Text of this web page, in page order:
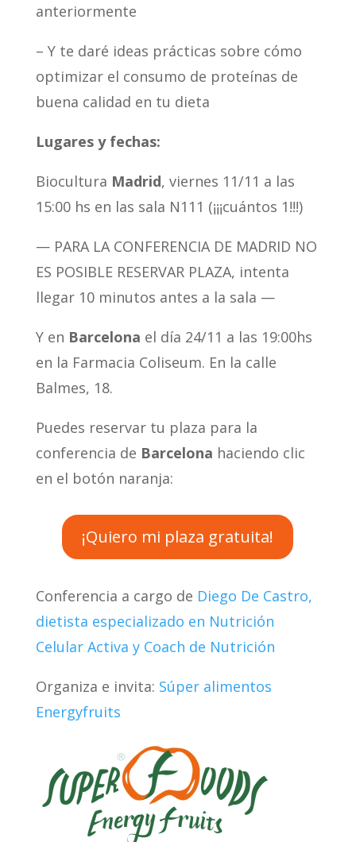
anteriormente
– Y te daré ideas prácticas sobre cómo
optimizar el consumo de proteínas de
buena calidad en tu dieta
Lugares y fechas:
Biocultura Madrid, viernes 11/11 a las
15:00 hs en las sala N111 (¡¡¡cuántos 1!!!)
— PARA LA CONFERENCIA DE MADRID NO
ES POSIBLE RESERVAR PLAZA, intenta
llegar 10 minutos antes a la sala —
Y en Barcelona el día 24/11 a las 19:00hs
en la Farmacia Coliseum. En la calle
Balmes, 18.
Puedes reservar tu plaza para la
conferencia de Barcelona haciendo clic
en el botón naranja:
¡Quiero mi plaza gratuita!
Conferencia a cargo de Diego De Castro,
dietista especializado en Nutrición
Celular Activa y Coach de Nutrición
Organiza e invita: Súper alimentos
Energyfruits